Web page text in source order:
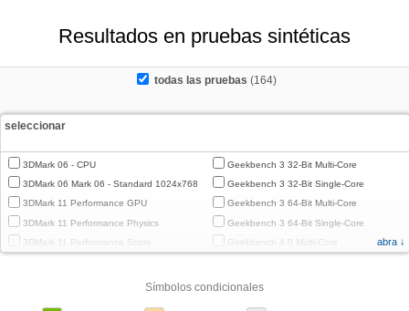
Resultados en pruebas sintéticas
todas las pruebas (164)
seleccionar
3DMark 06 - CPU
3DMark 06 Mark 06 - Standard 1024x768
3DMark 11 Performance GPU
3DMark 11 Performance Physics
3DMark 11 Performance Score
Geekbench 3 32-Bit Multi-Core
Geekbench 3 32-Bit Single-Core
Geekbench 3 64-Bit Multi-Core
Geekbench 3 64-Bit Single-Core
Geekbench 4.0 Multi-Core
Geekbench 4.4 Multi-Core
abra ↓
Símbolos condicionales